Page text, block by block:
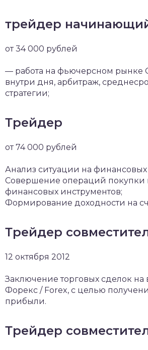
трейдер
от 34 000 рублей
— работа на фьючерсном рынке
внутри дня, арбитраж,
стратегии;
Трейдер
от 74 000 рублей
Анализ ситуации на финансовых
Совершение операций покупки
финансовых инструментов;
Формирование доходности на
Трейдер
12 октября 2012
Заключение торговых сделок
Форекс / Forex, с целью
прибыли.
Трейдер